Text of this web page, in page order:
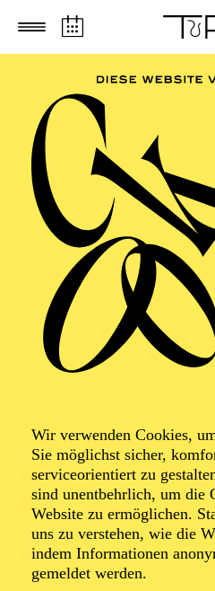
Zum Hauptinhalt springen
Wir verwenden Cookies,
Sie möglichst sicher,
serviceorientiert zu
sind unentbehrlich, um die
Website zu ermöglichen.
uns zu verstehen, wie die
indem Informationen
gemeldet werden.
VITA
Shayenne Di Martino,
Kostümbildnerin. Nach einer
Schaufensterdekorateurin
Stylistin für Mode-
Voice of Germany“.
Von 2021 bis 2023 war sie
Becker. Mit Ruth Mensah
Uraufführung von Kim de
Greta & The Big Bad Witch“,
Autor:innentheatertagen am
sowie zuBurning Issues
Arbeit nominierte sie Simon
Kritiker:innenumfrage von
2022/23) zudem als beste